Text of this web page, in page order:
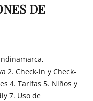
DE
2. Check-in y Check-
4. Tarifas 5. Niños y
7. Uso de